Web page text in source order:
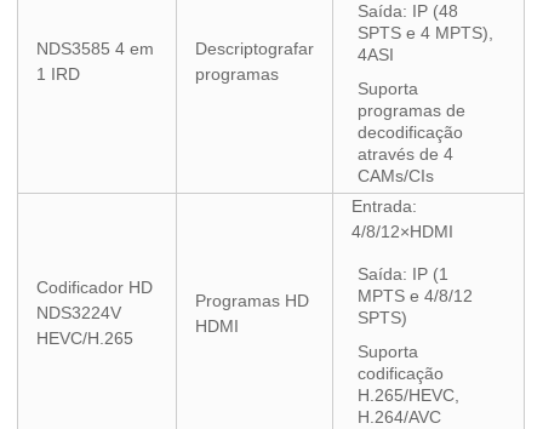
NDS3585 4 em
1 IRD
Descriptografar
programas
Saída: IP (48
SPTS e 4 MPTS),
4ASI
Suporta
programas de
decodificação
através de 4
CAMs/CIs
Codificador HD
NDS3224V
HEVC/H.265
Programas HD
HDMI
Entrada:
4/8/12×HDMI
Saída: IP (1
MPTS e 4/8/12
SPTS)
Suporta
codificação
H.265/HEVC,
H.264/AVC